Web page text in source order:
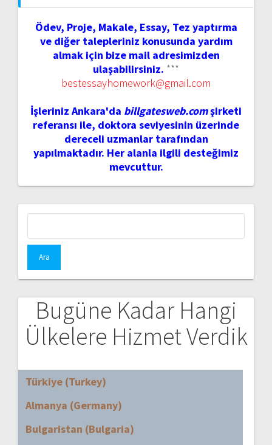
Ödev, Proje, Makale, Essay, Tez yaptırma
ve diğer talepleriniz konusunda yardım
almak için bize mail adresimizden
ulaşabilirsiniz. ***
bestessayhomework@gmail.com
İşleriniz Ankara'da billgatesweb.comşirketi
referansı ile, doktora seviyesinin üzerinde
dereceli uzmanlar tarafından
yapılmaktadır. Her alanla ilgili desteğimiz
mevcuttur.
Bugüne Kadar Hangi
Ülkelere Hizmet Verdik
Türkiye (Turkey)
Almanya (Germany)
Bulgaristan (Bulgaria)